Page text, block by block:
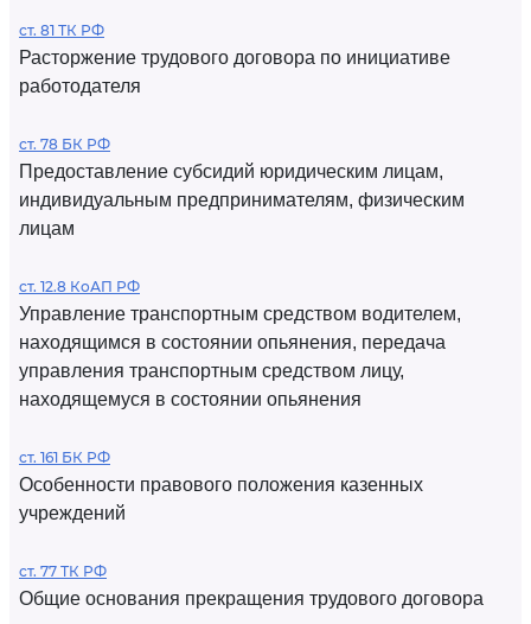
ст. 81 ТК РФ
Расторжение трудового договора по инициативе
работодателя
ст. 78 БК РФ
Предоставление субсидий юридическим лицам,
индивидуальным предпринимателям, физическим
лицам
ст. 12.8 КоАП РФ
Управление транспортным средством водителем,
находящимся в состоянии опьянения, передача
управления транспортным средством лицу,
находящемуся в состоянии опьянения
ст. 161 БК РФ
Особенности правового положения казенных
учреждений
ст. 77 ТК РФ
Общие основания прекращения трудового договора